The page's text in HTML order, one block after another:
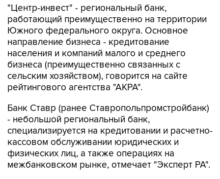
"Центр-инвест" - региональный банк,
работающий преимущественно на территории
Южного федерального округа. Основное
направление бизнеса - кредитование
населения и компаний малого и среднего
бизнеса (преимущественно связанных с
сельским хозяйством), говорится на сайте
рейтингового агентства "АКРА".
Банк Ставр (ранее Ставропольпромстройбанк)
- небольшой региональный банк,
специализируется на кредитовании и расчетно-
кассовом обслуживании юридических и
физических лиц, а также операциях на
межбанковском рынке, отмечает "Эксперт РА".